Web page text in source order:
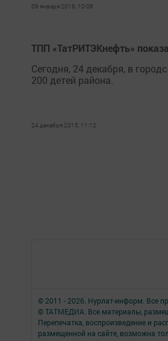
09 января 2016, 10:06
ТПП «ТатРИТЭКнефть»
Сегодня, 24 декабря, в
200 детей района.
24 декабря 2015, 11:12
© 2011 - 2026. Нурлат-⁠информ. Все
© ТАТМЕДИА. Все материалы,
Перепечатка, воспроизведение и
размещенной на сайте, возможна